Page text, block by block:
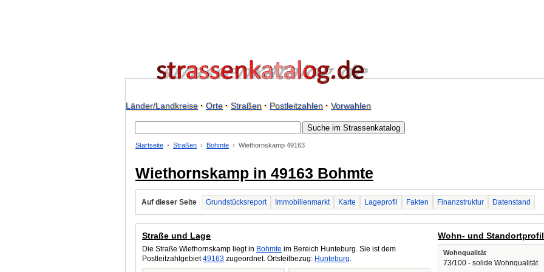
Länder/Landkreise· Orte· Straßen· Postleitzahlen· Vorwahlen
Startseite Straßen Bohmte Wiethornskamp 49163
Wiethornskamp in 49163 Bohmte
Auf dieser Seite Grundstücksreport Immobilienmarkt Karte Lageprofil Fakten Finanzstruktur Datenstand
Straße und Lage
Die Straße Wiethornskamp liegt in Bohmte im Bereich Hunteburg. Sie ist dem
Postleitzahlgebiet49163 zugeordnet. Ortsteilbezug: Hunteburg.
Wohn- und Standortprofil
Wohnqualität
73/100 - solide Wohnqualität